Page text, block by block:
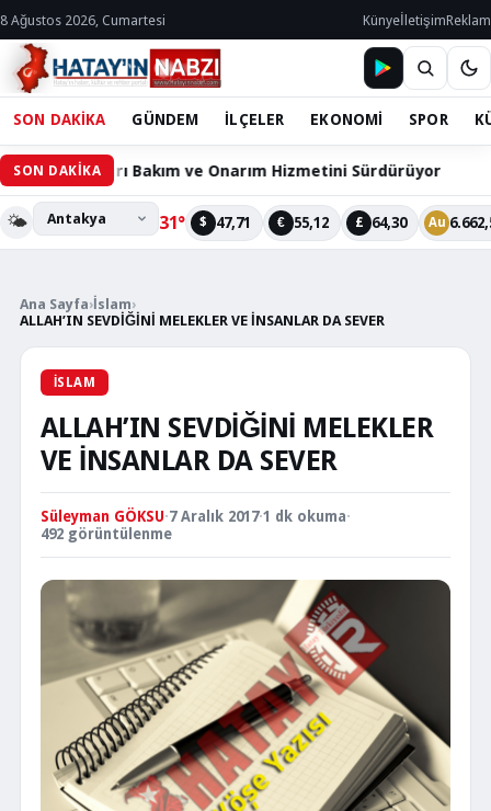
8 Ağustos 2026, Cumartesi KünyeİletişimReklam
SON DAKİKA GÜNDEM İLÇELER EKONOMİ SPOR
SON DAKİKABakım ve Onarım Hizmetini Sürdürüyor 60 Bin
🌤️ 31° $ 47,71 € 55,12 £ 64,30 Au
Ana Sayfa› İslam›
ALLAH’IN SEVDİĞİNİ MELEKLER VE İNSANLAR DA SEVER
İSLAM
ALLAH’IN SEVDİĞİNİ MELEKLER
VE İNSANLAR DA SEVER
Süleyman GÖKSU·7 Aralık 2017·1 dk okuma·
492 görüntülenme